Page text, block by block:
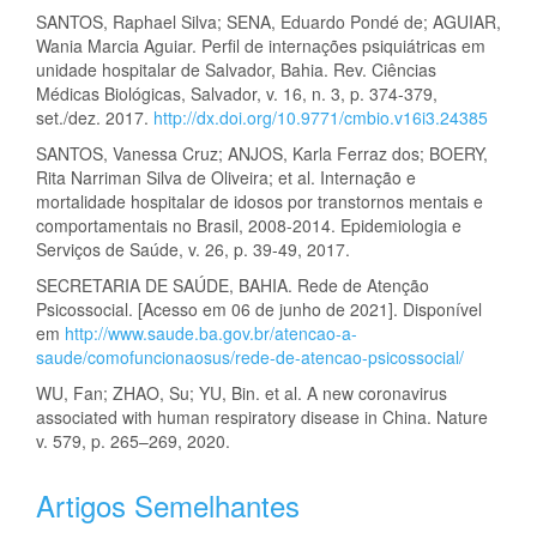
SANTOS, Raphael Silva; SENA, Eduardo Pondé de; AGUIAR,
Wania Marcia Aguiar. Perfil de internações psiquiátricas em
unidade hospitalar de Salvador, Bahia. Rev. Ciências
Médicas Biológicas, Salvador, v. 16, n. 3, p. 374-379,
set./dez. 2017. http://dx.doi.org/10.9771/cmbio.v16i3.24385
SANTOS, Vanessa Cruz; ANJOS, Karla Ferraz dos; BOERY,
Rita Narriman Silva de Oliveira; et al. Internação e
mortalidade hospitalar de idosos por transtornos mentais e
comportamentais no Brasil, 2008-2014. Epidemiologia e
Serviços de Saúde, v. 26, p. 39-49, 2017.
SECRETARIA DE SAÚDE, BAHIA. Rede de Atenção
Psicossocial. [Acesso em 06 de junho de 2021]. Disponível
em http://www.saude.ba.gov.br/atencao-a-
saude/comofuncionaosus/rede-de-atencao-psicossocial/
WU, Fan; ZHAO, Su; YU, Bin. et al. A new coronavirus
associated with human respiratory disease in China. Nature
v. 579, p. 265–269, 2020.
Artigos Semelhantes